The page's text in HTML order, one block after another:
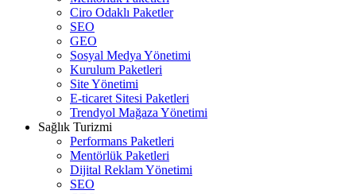
Ciro Odaklı Paketler
SEO
GEO
Sosyal Medya Yönetimi
Kurulum Paketleri
Site Yönetimi
E-ticaret Sitesi Paketleri
Trendyol Mağaza Yönetimi
Sağlık Turizmi
Performans Paketleri
Mentörlük Paketleri
Dijital Reklam Yönetimi
SEO